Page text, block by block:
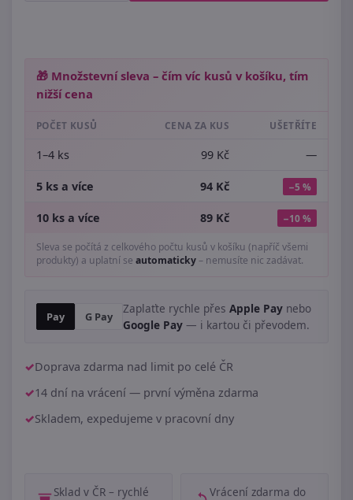
🎁 Množstevní sleva – čím víc kusů v košíku, tím
nižší cena
POČET KUSŮ CENA ZA KUS UŠETŘÍTE
1–4 ks 99 Kč —
5 ks a více 94 Kč −5 %
10 ks a více 89 Kč −10 %
Sleva se počítá z celkového počtu kusů v košíku (napříč všemi
produkty) a uplatní se automaticky– nemusíte nic zadávat.
Pay G Pay
Zaplaťte rychle přes Apple Pay nebo
Google Pay — i kartou či převodem.
Doprava zdarma nad limit po celé ČR
14 dní na vrácení — první výměna zdarma
Skladem, expedujeme v pracovní dny
Sklad v ČR – rychlé
Vrácení zdarma do